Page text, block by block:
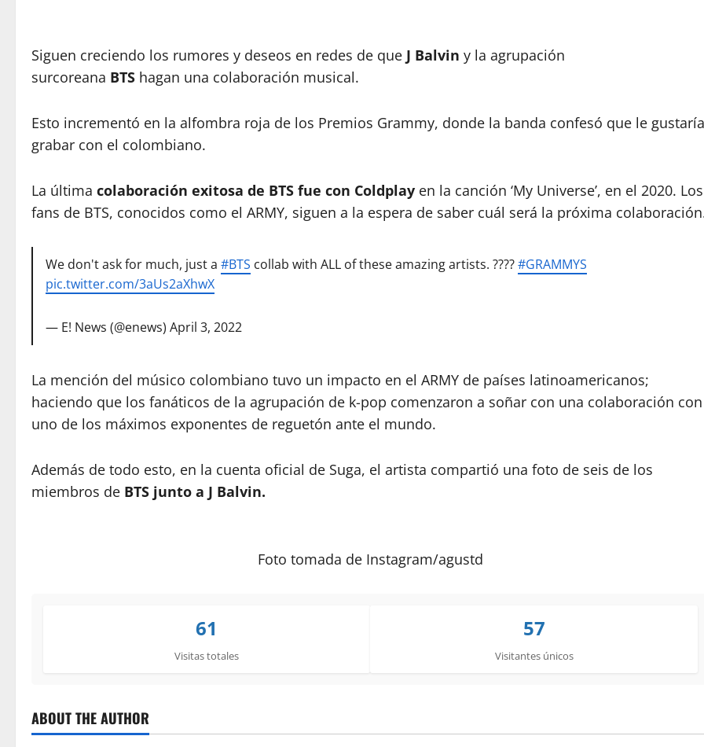
Siguen creciendo los rumores y deseos en redes de que J Balvin y la agrupación
surcoreana BTS hagan una colaboración musical.
Esto incrementó en la alfombra roja de los Premios Grammy, donde la banda confesó que le gustaría
grabar con el colombiano.
La última colaboración exitosa de BTS fue con Coldplay en la canción ‘My Universe’, en el 2020. Los
fans de BTS, conocidos como el ARMY, siguen a la espera de saber cuál será la próxima
We don't ask for much, just a#BTS collab with ALL of these amazing artists. ????#GRAMMYS
pic.twitter.com/3aUs2aXhwX
— E! News (@enews)April 3, 2022
La mención del músico colombiano tuvo un impacto en el ARMY de países latinoamericanos;
haciendo que los fanáticos de la agrupación de k-pop comenzaron a soñar con una colaboración con
uno de los máximos exponentes de reguetón ante el mundo.
Además de todo esto, en la cuenta oficial de Suga, el artista compartió una foto de seis de los
miembros de BTS junto a J Balvin.
Foto tomada de Instagram/agustd
61
Visitas totales
57
Visitantes únicos
ABOUT THE AUTHOR